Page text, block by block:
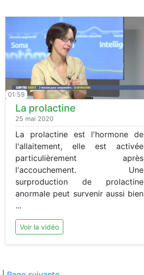
01:59
La prolactine
25 mai 2020
La prolactine est l'hormone de
l'allaitement, elle est activée
particulièrement après
l'accouchement. Une
surproduction de prolactine
anormale peut survenir aussi bien
...
Voir la vidéo